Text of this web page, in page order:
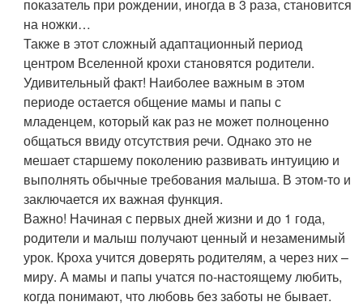
показатель при рождении, иногда в 3 раза, становится
на ножки…
Также в этот сложный адаптационный период
центром Вселенной крохи становятся родители.
Удивительный факт! Наиболее важным в этом
периоде остается общение мамы и папы с
младенцем, который как раз не может полноценно
общаться ввиду отсутствия речи. Однако это не
мешает старшему поколению развивать интуицию и
выполнять обычные требования малыша. В этом-то и
заключается их важная функция.
Важно! Начиная с первых дней жизни и до 1 года,
родители и малыш получают ценный и незаменимый
урок. Кроха учится доверять родителям, а через них –
миру. А мамы и папы учатся по-настоящему любить,
когда понимают, что любовь без заботы не бывает.